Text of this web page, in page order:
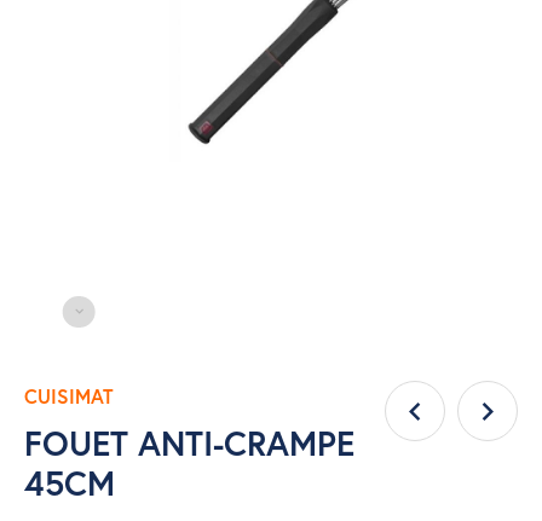
CUISIMAT
FOUET ANTI-CRAMPE
45CM